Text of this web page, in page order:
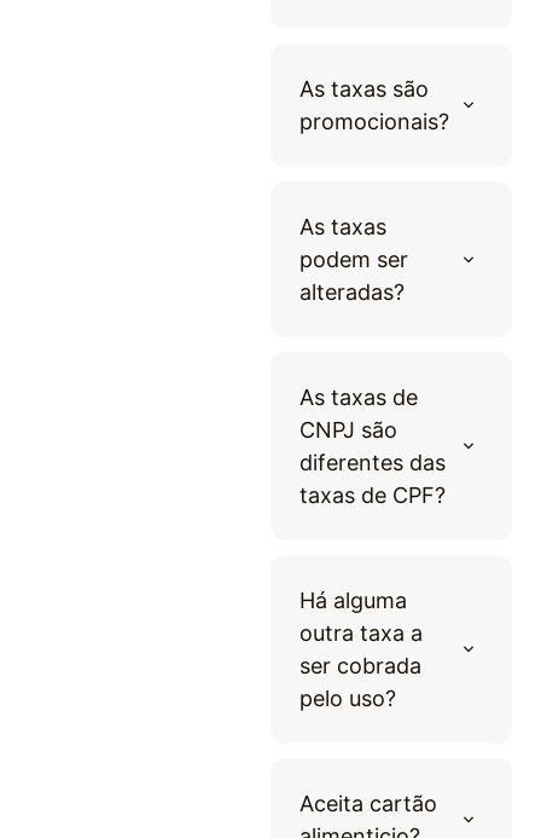
As taxas são
promocionais?
As taxas
podem ser
alteradas?
As taxas de
CNPJ são
diferentes das
taxas de CPF?
Há alguma
outra taxa a
ser cobrada
pelo uso?
Aceita cartão